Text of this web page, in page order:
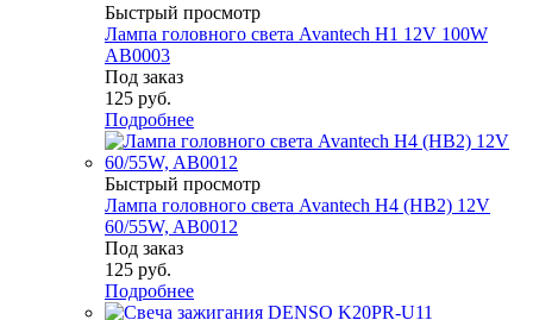
Быстрый просмотр
Лампа головного света Avantech H1 12V 100W
AB0003
Под заказ
125 руб.
Подробнее
Быстрый просмотр
Лампа головного света Avantech H4 (HB2) 12V
60/55W, AB0012
Под заказ
125 руб.
Подробнее